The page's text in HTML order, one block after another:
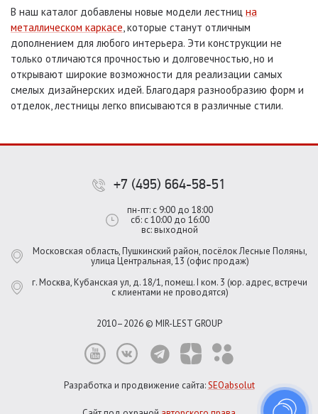
В наш каталог добавлены новые модели лестниц на
металлическом каркасе, которые станут отличным
дополнением для любого интерьера. Эти конструкции не
только отличаются прочностью и долговечностью, но и
открывают широкие возможности для реализации самых
смелых дизайнерских идей. Благодаря разнообразию форм и
отделок, лестницы легко вписываются в различные стили.
+7 (495) 664-58-51
пн-пт: с 9:00 до 18:00
сб: с 10:00 до 16:00
вс: выходной
Московская область, Пушкинский район, посёлок Лесные Поляны,
улица Центральная, 13 (офис продаж)
г. Москва, Кубанская ул, д. 18/1, помещ. I ком. 3 (юр. адрес, встречи
с клиентами не проводятся)
2010–2026 © MIR-LEST GROUP
Разработка и продвижение сайта:SEOabsolut